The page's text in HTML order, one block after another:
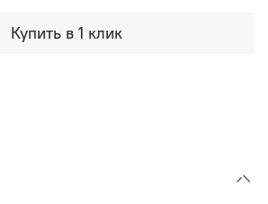
Купить в 1 клик